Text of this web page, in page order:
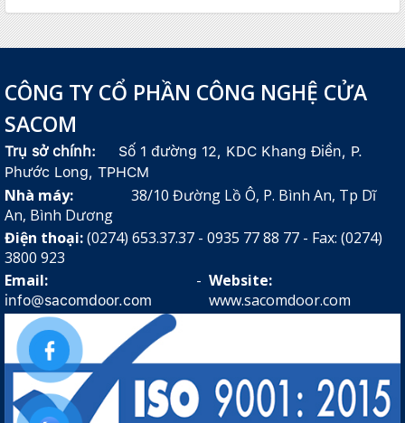
CÔNG TY CỔ PHẦN CÔNG NGHỆ CỬA
SACOM
Trụ sở chính:
Số 1 đường 12, KDC Khang Điền, P.
Phước Long, TPHCM
Nhà máy: 38/10 Đường Lồ Ô, P. Bình An, Tp Dĩ
An, Bình Dương
Điện thoại:(0274) 653.37.37 - 0935 77 88 77 - Fax: (0274)
3800 923
Email:
info@sacomdoor.com
- Website:
www.sacomdoor.com